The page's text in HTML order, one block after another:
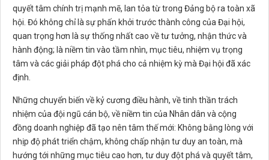
quyết tâm chính trị mạnh mẽ, lan tỏa từ trong Đảng bộ ra toàn xã
hội. Đó không chỉ là sự phấn khởi trước thành công của Đại hội,
quan trọng hơn là sự thống nhất cao về tư tưởng, nhận thức và
hành động; là niềm tin vào tầm nhìn, mục tiêu, nhiệm vụ trọng
tâm và các giải pháp đột phá cho cả nhiệm kỳ mà Đại hội đã xác
định.
Những chuyển biến về kỷ cương điều hành, về tinh thần trách
nhiệm của đội ngũ cán bộ, về niềm tin của Nhân dân và cộng
đồng doanh nghiệp đã tạo nên tâm thế mới: Không bằng lòng với
nhịp độ phát triển chậm, không chấp nhận tư duy an toàn, mà
hướng tới những mục tiêu cao hơn, tư duy đột phá và quyết tâm,